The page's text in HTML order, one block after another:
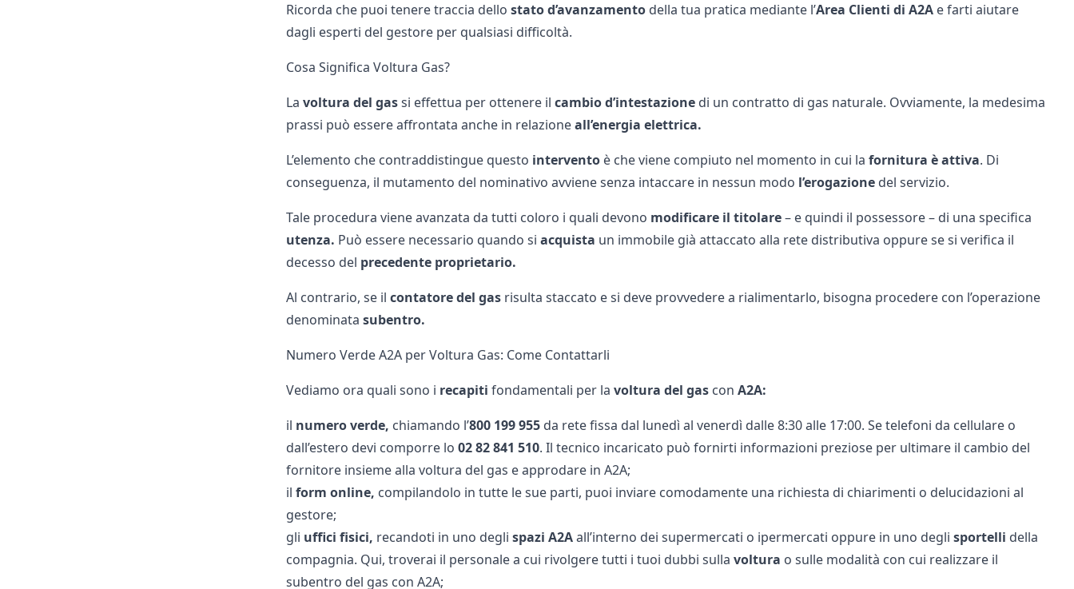
Ricorda che puoi tenere traccia dello stato d’avanzamentodella tua pratica mediante l’Area Clienti di A2A e farti aiutare
dagli esperti del gestore per qualsiasi difficoltà.
Cosa Significa Voltura Gas?
La voltura del gassi effettua per ottenere il cambio d’intestazionedi un contratto di gas naturale. Ovviamente, la medesima
prassi può essere affrontata anche in relazioneall’energia elettrica.
L’elemento che contraddistingue questo interventoè che viene compiuto nel momento in cui la fornitura è attiva. Di
conseguenza, il mutamento del nominativo avviene senza intaccare in nessun modo l’erogazionedel servizio.
Tale procedura viene avanzata da tutti coloro i quali devono modificare il titolare– e quindi il possessore – di una specifica
utenza. Può essere necessario quando si acquista un immobile già attaccato alla rete distributiva oppure se si verifica il
decesso del precedente proprietario.
Al contrario, se il contatore del gasrisulta staccato e si deve provvedere a rialimentarlo, bisogna procedere con l’operazione
denominata subentro.
Numero Verde A2A per Voltura Gas: Come Contattarli
Vediamo ora quali sono i recapiti fondamentali per la voltura del gascon A2A:
il numero verde, chiamando l’800 199 955da rete fissa dal lunedì al venerdì dalle 8:30 alle 17:00. Se telefoni da cellulare o
dall’estero devi comporre lo 02 82 841 510. Il tecnico incaricato può fornirti informazioni preziose per ultimare il cambio del
fornitore insieme alla voltura del gas e approdare in A2A;
il form online, compilandolo in tutte le sue parti, puoi inviare comodamente una richiesta di chiarimenti o delucidazioni al
gestore;
gli uffici fisici, recandoti in uno degli spazi A2Aall’interno dei supermercati o ipermercati oppure in uno degli sportelli della
compagnia. Qui, troverai il personale a cui rivolgere tutti i tuoi dubbi sulla voltura o sulle modalità con cui realizzare il
subentro del gas con A2A;